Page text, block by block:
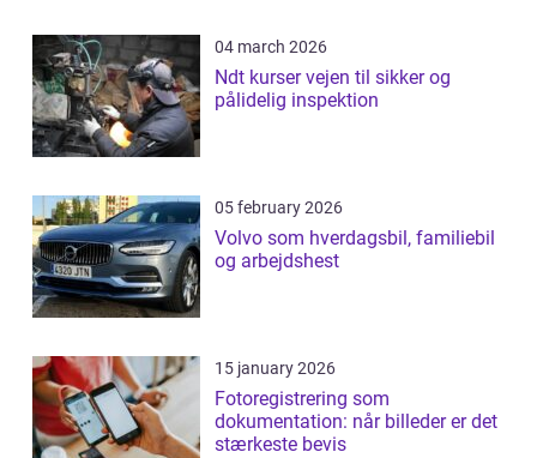
04 march 2026
Ndt kurser vejen til sikker og
pålidelig inspektion
05 february 2026
Volvo som hverdagsbil, familiebil
og arbejdshest
15 january 2026
Fotoregistrering som
dokumentation: når billeder er det
stærkeste bevis